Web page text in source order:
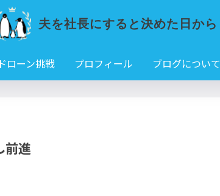
夫を社長にすると決めた日から
ドローン挑戦 プロフィール ブログについて
前進